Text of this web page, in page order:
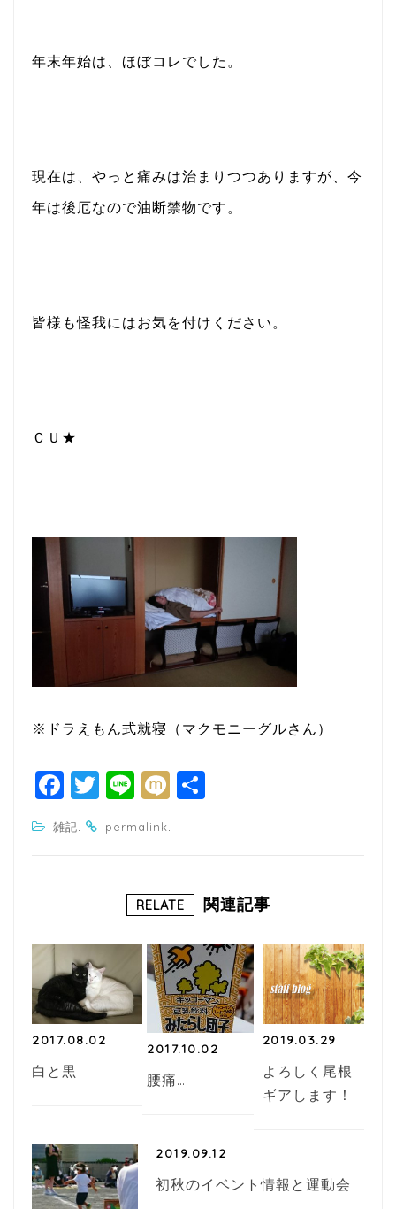
年末年始は、ほぼコレでした。
現在は、やっと痛みは治まりつつありますが、今
年は後厄なので油断禁物です。
皆様も怪我にはお気を付けください。
ＣＵ★
※ドラえもん式就寝（マクモニーグルさん）
F
a
c
o
k
T
itt
Li
n
e
M
雑記. permalink.
RELATE 関連記事
2017.08.02
白と黒
2017.10.02
腰痛…
2019.03.29
よろしく尾根
ギアします！
2019.09.12
初秋のイベント情報と運動会